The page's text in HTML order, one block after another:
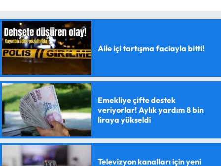
Aile içi tartışma faciayla bitti!
Emekliye çifte destek
veriyorlar! Aylık yardım 8 bin
liraya yükseldi
Televizyon kanalları için yeni